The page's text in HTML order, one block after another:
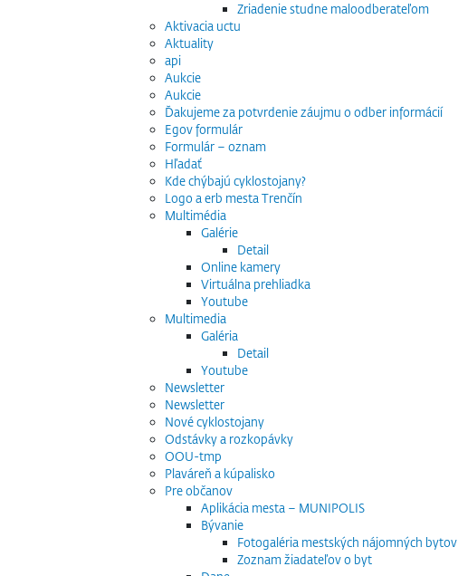
Zriadenie studne maloodberateľom
Aktivacia uctu
Aktuality
api
Aukcie
Aukcie
Ďakujeme za potvrdenie záujmu o odber informácií
Egov formulár
Formulár – oznam
Hľadať
Kde chýbajú cyklostojany?
Logo a erb mesta Trenčín
Multimédia
Galérie
Detail
Online kamery
Virtuálna prehliadka
Youtube
Multimedia
Galéria
Detail
Youtube
Newsletter
Newsletter
Nové cyklostojany
Odstávky a rozkopávky
OOU-tmp
Plaváreň a kúpalisko
Pre občanov
Aplikácia mesta – MUNIPOLIS
Bývanie
Fotogaléria mestských nájomných bytov
Zoznam žiadateľov o byt